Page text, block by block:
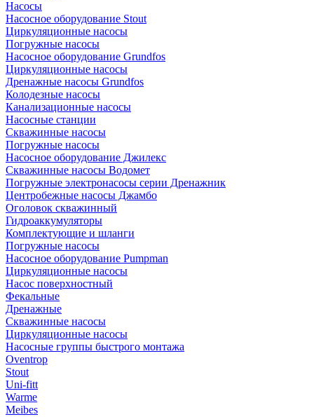
Насосы
Насосное оборудование Stout
Циркуляционные насосы
Погружные насосы
Насосное оборудование Grundfos
Циркуляционные насосы
Дренажные насосы Grundfos
Колодезные насосы
Канализационные насосы
Насосные станции
Скважинные насосы
Погружные насосы
Насосное оборудование Джилекс
Скважинные насосы Водомет
Погружные электронасосы серии Дренажник
Центробежные насосы Джамбо
Оголовок скважинный
Гидроаккумуляторы
Комплектующие и шланги
Погружные насосы
Насосное оборудование Pumpman
Циркуляционные насосы
Насос поверхностный
Фекальные
Дренажные
Скважинные насосы
Циркуляционные насосы
Насосные группы быстрого монтажа
Oventrop
Stout
Uni-fitt
Warme
Meibes